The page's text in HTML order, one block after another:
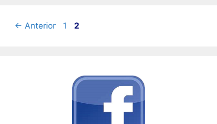
← Anterior Página
1 Página
2